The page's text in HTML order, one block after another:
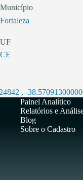
Município
Fortaleza
UF
CE
, -
Painel Analítico
Relatórios e
Blog
Sobre o Cadastro